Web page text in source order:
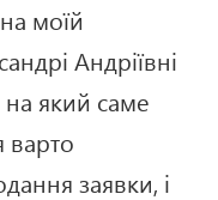
моїй
Андріївні
на який саме
варто
заявки, і